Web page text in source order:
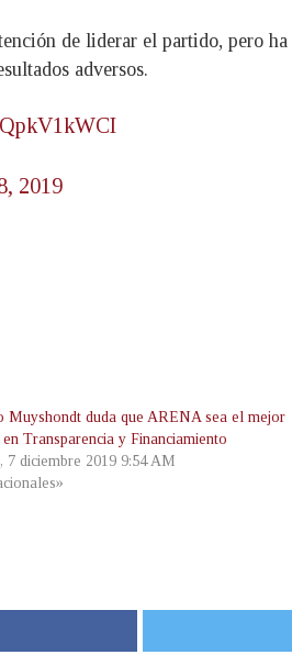
de liderar el partido, pero
adversos.
2019
Muyshondt duda que ARENA sea el mejor
Transparencia y Financiamiento
7 diciembre 2019 9:54 AM